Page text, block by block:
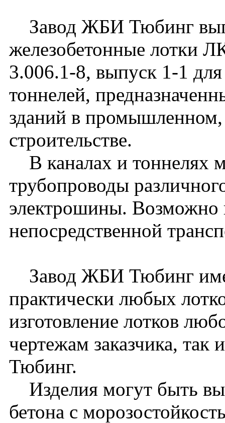
Завод ЖБИ Тюбинг
железобетонные лотки
3.006.1-8, выпуск 1-1 для
тоннелей,
зданий в
строительстве.
В каналах и тоннелях
трубопроводы
электрошины. Возможно
непосредственной
Завод ЖБИ Тюбинг
практически любых
изготовление лотков
чертежам заказчика,
Тюбинг.
Изделия могут быть
бетона с